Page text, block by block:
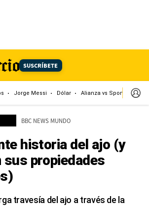
SUSCRÍBETE
Jorge Messi Dólar Alianza vs Sport Boys
BBC NEWS MUNDO
historia del ajo (y
sus propiedades
travesía del ajo a través de la